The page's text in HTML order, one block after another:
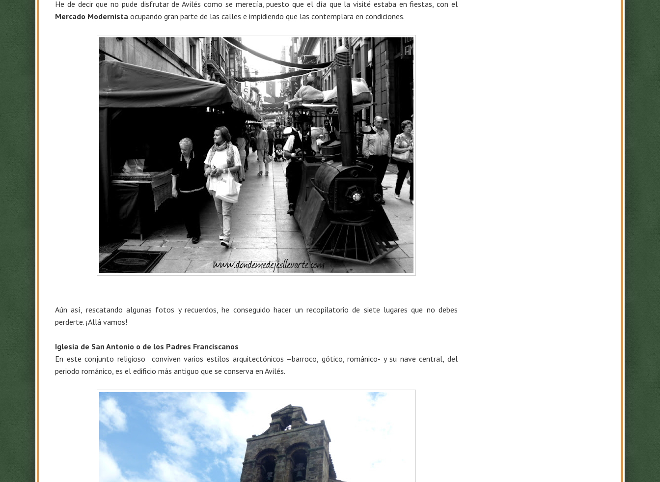
He de decir que no pude disfrutar de Avilés como se merecía, puesto que el día que la visité estaba en fiestas, con el
Mercado Modernista ocupando gran parte de las calles e impidiendo que las contemplara en condiciones.
Aún así, rescatando algunas fotos y recuerdos, he conseguido hacer un recopilatorio de siete lugares que no debes
perderte. ¡Allá vamos!
Iglesia de San Antonio o de los Padres Franciscanos
En este conjunto religioso conviven varios estilos arquitectónicos –barroco, gótico, románico- y su nave central, del
periodo románico, es el edificio más antiguo que se conserva en Avilés.